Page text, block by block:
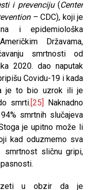
i prevenciju(Center
– CDC), koji je
i epidemiološka
Državama,
smrtnosti od
2020. dao naputak
Covidu-19 i kada
je to bio uzrok ili je
smrti.[25] Naknadno
smrtnih slučajeva
je upitno može li
kad oduzmemo sva
smrtnost sličnu gripi,
u obzir da je